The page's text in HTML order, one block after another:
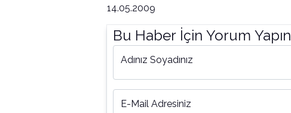
14.05.2009
Bu Haber İçin Yorum Yapın
Adınız Soyadınız
E-Mail Adresiniz